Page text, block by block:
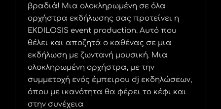
βραδιά! Μια ολοκληρωμένη σε όλα
ορχήστρα εκδήλωσης σας προτείνει η
EKDILOSIS event production. Αυτό που
θέλει και αποζητά ο καθένας σε μια
εκδήλωση με ζωντανή μουσική. Μια
ολοκληρωμένη ορχήστρα, με την
συμμετοχή ενός έμπειρου dj εκδηλώσεων,
όπου με ικανότητα θα φέρει το κέφι και
στην συνέχεια